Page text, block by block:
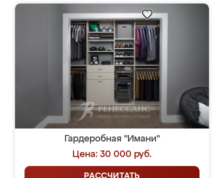
Гардеробная "Имани"
Цена: 30 000 руб.